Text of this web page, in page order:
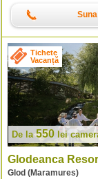
Suna
Tichete
Vacanță
De la550 lei
Glodeanca
Glod (Maramures)